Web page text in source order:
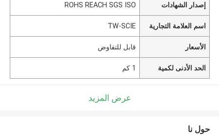
إصدار الشهادات ROHS REACH SGS ISO
اسم العلامة التجارية TW-SCIE
الأسعار قابل للتفاوض
الحد الأدنى لكمية 1 كم
عرض المزيد
حول نا